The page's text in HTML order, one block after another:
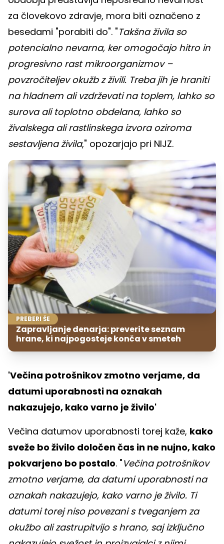
za človekovo zdravje, mora biti označeno z
besedami "porabiti do". "Takšna živila so
potencialno nevarna, ker omogočajo hitro in
progresivno rast mikroorganizmov –
povzročiteljev okužb z živili. Treba jih je hraniti
na hladnem ali vzdrževati na toplem, lahko so
surova ali toplotno obdelana, lahko so
živalskega ali rastlinskega izvora oziroma
sestavljena živila," opozarjajo pri NIJZ.
PREBERI ŠE
Zapravljanje denarja: preverite seznam
hrane, ki najpogosteje konča v smeteh
'Večina potrošnikov zmotno verjame, da
datumi uporabnosti na oznakah
nakazujejo, kako varno je živilo'
Večina datumov uporabnosti torej kaže, kako
sveže bo živilo določen čas in ne nujno, kako
pokvarjeno bo postalo. "Večina potrošnikov
zmotno verjame, da datumi uporabnosti na
oznakah nakazujejo, kako varno je živilo. Ti
datumi torej niso povezani s tveganjem za
okužbo ali zastrupitvijo s hrano, saj izključno